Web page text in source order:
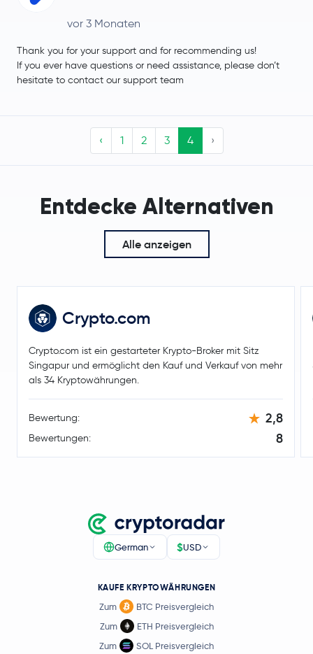
vor 3 Monaten
Thank you for your support and for recommending us!
If you ever have questions or need assistance, please don’t
hesitate to contact our support team
‹ 1 2 3 4 ›
Entdecke Alternativen
Alle anzeigen
Crypto.com
Crypto.com ist ein gestarteter Krypto-Broker mit Sitz
Singapur und ermöglicht den Kauf und Verkauf von mehr
als 34 Kryptowährungen.
Bewertung: 2,8
Bewertungen: 8
German $USD
KAUFE KRYPTOWÄHRUNGEN
Zum
BTC Preisvergleich
Zum
ETH Preisvergleich
Zum
SOL Preisvergleich